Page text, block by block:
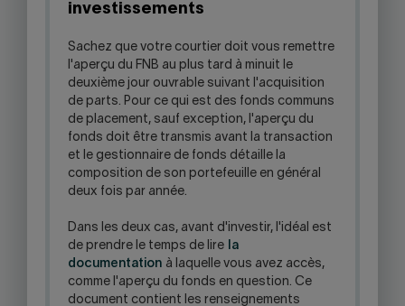
investissements
Sachez que votre courtier doit vous remettre
l'aperçu du FNB au plus tard à minuit le
deuxième jour ouvrable suivant l'acquisition
de parts. Pour ce qui est des fonds communs
de placement, sauf exception, l'aperçu du
fonds doit être transmis avant la transaction
et le gestionnaire de fonds détaille la
composition de son portefeuille en général
deux fois par année.
Dans les deux cas, avant d'investir, l'idéal est
de prendre le temps de lire
la
documentation à laquelle vous avez accès,
comme l'aperçu du fonds en question. Ce
document contient les renseignements